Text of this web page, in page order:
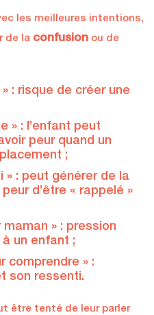
les meilleures intentions,
de la confusion ou de
: risque de créer une
» : l’enfant peut
peur quand un
;
» : peut générer de la
d’être « rappelé »
» : pression
un enfant ;
comprendre » :
son ressenti.
être tenté de leur parler